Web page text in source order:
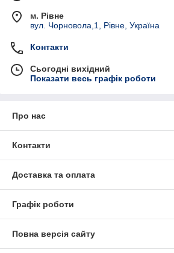
м. Рівне
вул. Чорновола,1, Рівне, Україна
Контакти
Сьогодні вихідний
Показати весь графік роботи
Про нас
Контакти
Доставка та оплата
Графік роботи
Повна версія сайту